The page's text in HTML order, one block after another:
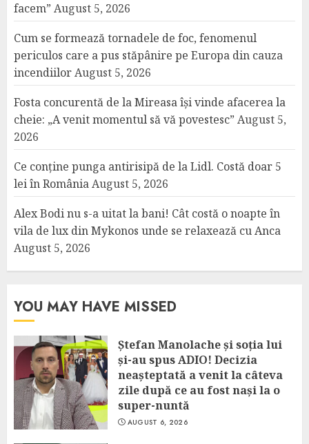
facem” August 5, 2026
Cum se formează tornadele de foc, fenomenul
periculos care a pus stăpânire pe Europa din cauza
incendiilorAugust 5, 2026
Fosta concurentă de la Mireasa își vinde afacerea la
cheie: „A venit momentul să vă povestesc” August 5,
2026
Ce conține punga antirisipă de la Lidl. Costă doar 5
lei în RomâniaAugust 5, 2026
Alex Bodi nu s-a uitat la bani! Cât costă o noapte în
vila de lux din Mykonos unde se relaxează cu Anca
August 5, 2026
YOU MAY HAVE MISSED
Ștefan Manolache și soția lui
și-au spus ADIO! Decizia
neașteptată a venit la câteva
zile după ce au fost nași la o
super-nuntă
AUGUST 6, 2026